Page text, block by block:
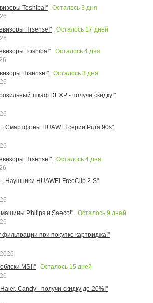
Toshiba!"
Осталось 3 дня
Hisense!"
Осталось 17 дней
Toshiba!"
Осталось 4 дня
Hisense!"
Осталось 3 дня
шкаф DEXP - получи скидку!"
| Смартфоны HUAWEI серии Pura 90s"
Hisense!"
Осталось 4 дня
Наушники HUAWEI FreeClip 2 S"
Philips и Saeco!"
Осталось 9 дней
при покупке картриджа!"
MSI!"
Осталось 15 дней
Candy - получи скидку до 20%!"